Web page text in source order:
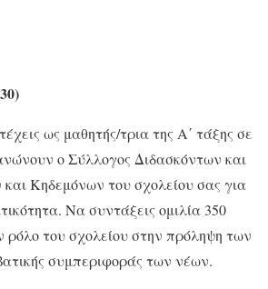
30)
ως μαθητής/τρια της Α΄ τάξης σε
ο Σύλλογος Διδασκόντων και
Κηδεμόνων του σχολείου σας για
Να συντάξεις ομιλία 350
ρόλο του σχολείου στην πρόληψη των
συμπεριφοράς των νέων.